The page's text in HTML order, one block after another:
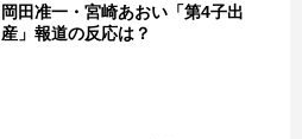
岡田准一・宮崎あおい「第4子出
産」報道の反応は？